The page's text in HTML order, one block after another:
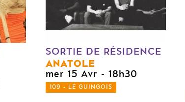
SORTIE DE RÉSIDENCE
ANATOLE
mer 15 Avr - 18h30
109 - LE GUINGOIS